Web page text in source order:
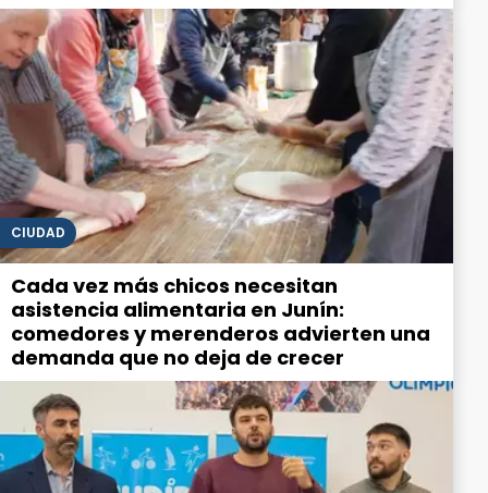
CIUDAD
Cada vez más chicos necesitan
asistencia alimentaria en Junín:
comedores y merenderos advierten una
demanda que no deja de crecer